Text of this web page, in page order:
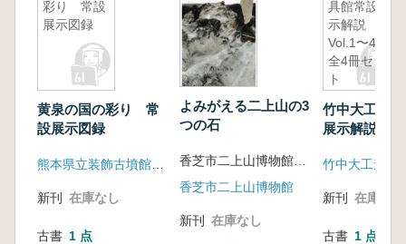
彩り 常設
展示図録
黄泉の国の彩り 常
設展示図録
新刊 在庫なし
古書 1 点
よみがえる二上山の3
つの石
香芝市二上山博物館 編
香芝市二上山博物館
新刊 在庫なし
具館常設展
示解説
Vol.1〜4
全4冊セッ
ト
竹中大工道
展示解説
竹中大工道具
新刊 在庫なし
古書 1 点